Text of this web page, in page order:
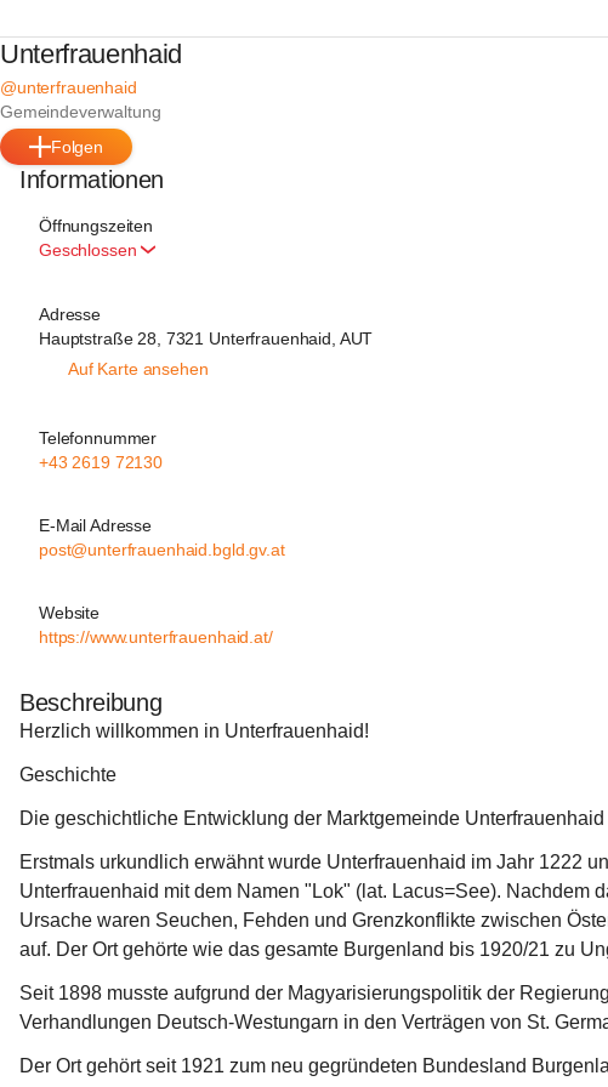
Unterfrauenhaid
@unterfrauenhaid
Gemeindeverwaltung
Folgen
Informationen
Öffnungszeiten
Geschlossen
Adresse
Hauptstraße 28, 7321 Unterfrauenhaid, AUT
Auf Karte ansehen
Telefonnummer
+43 2619 72130
E-Mail Adresse
post@unterfrauenhaid.bgld.gv.at
Website
https://www.unterfrauenhaid.at/
Beschreibung
Herzlich willkommen in Unterfrauenhaid!
Geschichte
Die geschichtliche Entwicklung der Marktgemeinde
Erstmals urkundlich erwähnt wurde Unterfrauenhaid im Jahr 1222
Unterfrauenhaid mit dem Namen "Lok" (lat. Lacus=See). Nachdem
Ursache waren Seuchen, Fehden und Grenzkonflikte zwischen
auf. Der Ort gehörte wie das gesamte Burgenland bis 1920/21 zu
Seit 1898 musste aufgrund der Magyarisierungspolitik der
Verhandlungen Deutsch-Westungarn in den Verträgen von St.
Der Ort gehört seit 1921 zum neu gegründeten Bundesland